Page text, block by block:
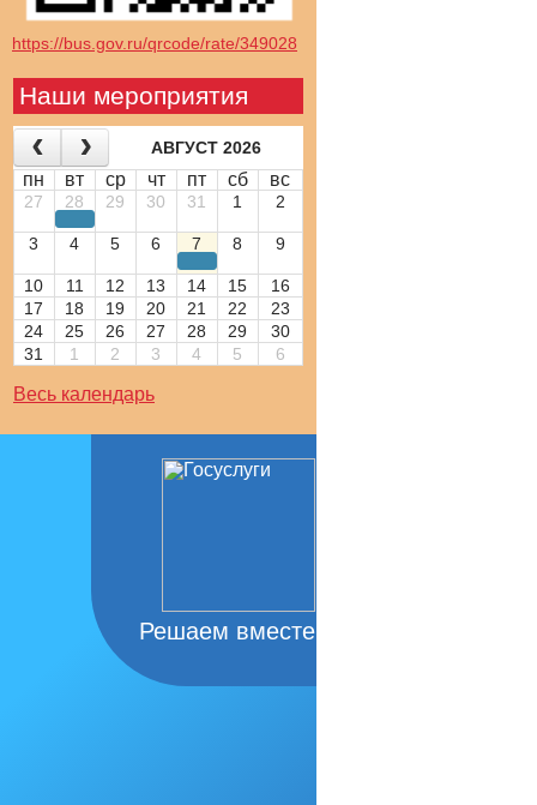
https://bus.gov.ru/qrcode/rate/349028
Наши мероприятия
АВГУСТ 2026
пн вт ср чт пт сб вс
27 28 29 30 31 1 2
3 4 5 6 7 8 9
10 11 12 13 14 15
16
17
18 19 20 21 22
23
24
25 26 27 28 29
30
31
1 2 3 4 5 6
Весь календарь
Решаем вместе